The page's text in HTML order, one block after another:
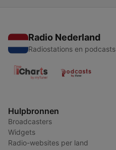
Radio Nederland
Radiostations en podcasts
Hulpbronnen
Broadcasters
Widgets
Radio-websites per land